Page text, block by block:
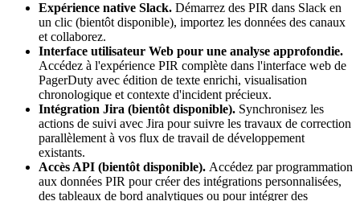
Expérience native Slack. Démarrez des PIR dans Slack en
un clic (bientôt disponible), importez les données des canaux
et collaborez.
Interface utilisateur Web pour une analyse approfondie.
Accédez à l'expérience PIR complète dans l'interface web de
PagerDuty avec édition de texte enrichi, visualisation
chronologique et contexte d'incident précieux.
Intégration Jira (bientôt disponible). Synchronisez les
actions de suivi avec Jira pour suivre les travaux de correction
parallèlement à vos flux de travail de développement
existants.
Accès API (bientôt disponible). Accédez par programmation
aux données PIR pour créer des intégrations personnalisées,
des tableaux de bord analytiques ou pour intégrer des